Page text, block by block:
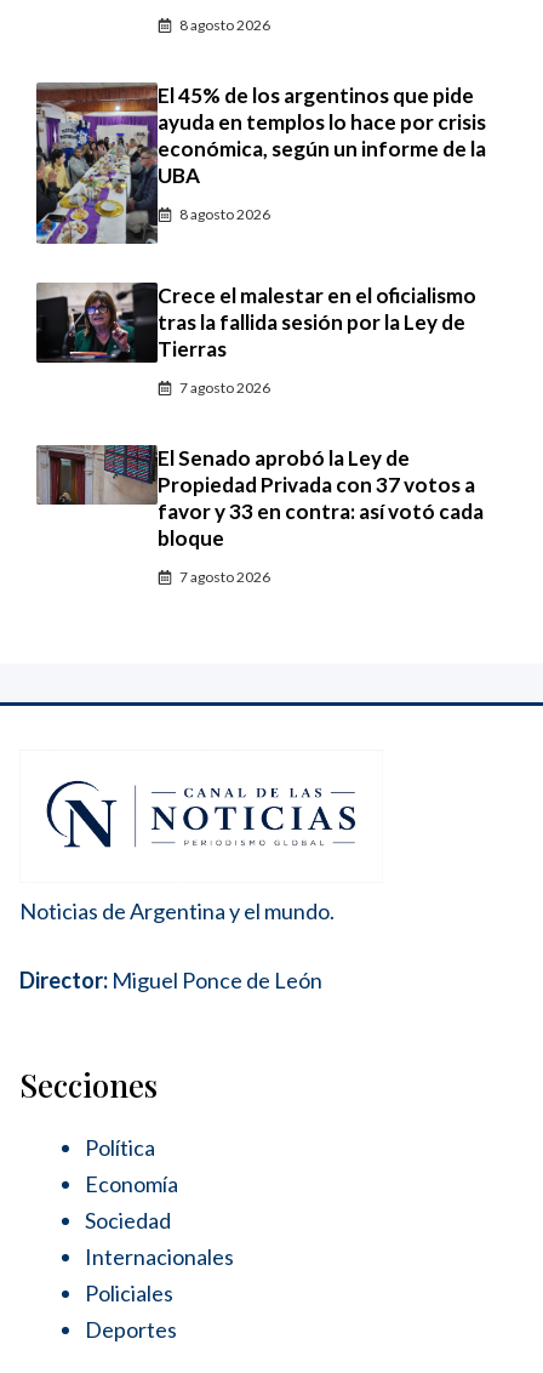
8 agosto 2026
El 45% de los argentinos que pide
ayuda en templos lo hace por crisis
económica, según un informe de la
UBA
8 agosto 2026
Crece el malestar en el oficialismo
tras la fallida sesión por la Ley de
Tierras
7 agosto 2026
El Senado aprobó la Ley de
Propiedad Privada con 37 votos a
favor y 33 en contra: así votó cada
bloque
7 agosto 2026
Noticias de Argentina y el mundo.
Director: Miguel Ponce de León
Secciones
Política
Economía
Sociedad
Internacionales
Policiales
Deportes